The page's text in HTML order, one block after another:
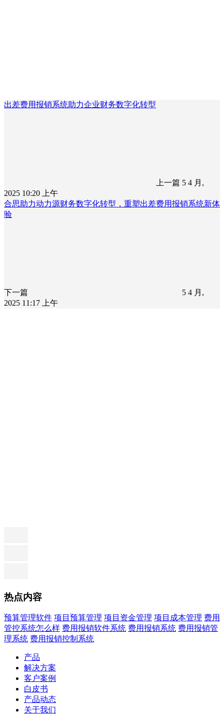
出差费用报销系统助力企业财务数字化转型
上一篇 5 4 月,
2025 10:20 上午
合思助力动力源财务数字化转型，重塑出差费用报销系统新体
验
下一篇
5 4 月,
2025 11:17 上午
热点内容
预算管理软件 项目预算管理 项目资金管理 项目成本管理 费用
管控系统怎么样 费用报销软件系统 费用报销系统 费用报销管
理系统 费用报销控制系统
产品
解决方案
客户案例
白皮书
产品动态
关于我们